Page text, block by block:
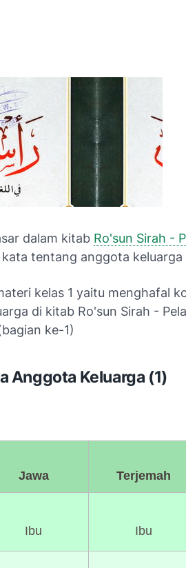
dalam kitab Ro'sun Sirah -
tentang anggota keluarga
kelas 1 yaitu menghafal
di kitab Ro'sun Sirah -
ke-1)
Anggota Keluarga (1)
Jawa Terjemah
Ibu Ibu